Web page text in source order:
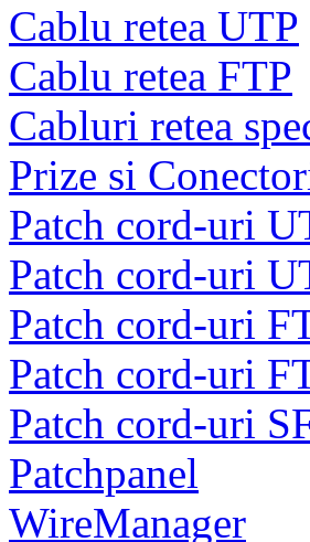
Cablu retea UTP
Cablu retea FTP
Cabluri retea
Prize si
Patch cord-uri
Patch cord-uri
Patch cord-uri
Patch cord-uri
Patch cord-uri
Patchpanel
WireManager